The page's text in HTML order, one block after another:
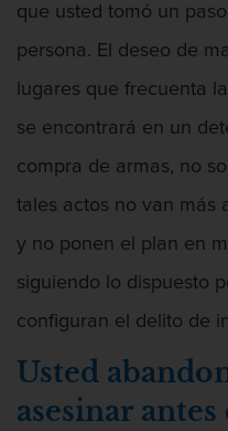
que usted tomó un
persona. El deseo de
lugares que frecuenta
se encontrará en un
compra de armas, no
tales actos no van más
y no ponen el plan en
siguiendo lo dispuesto
configuran el delito de
Usted
asesinar
Armas